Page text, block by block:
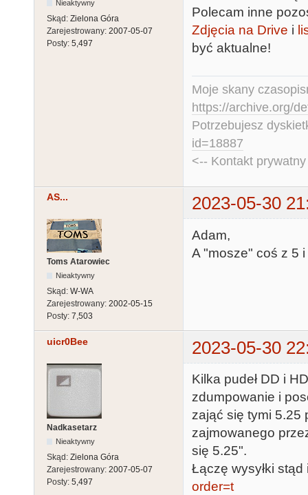
Nieaktywny
Skąd: Zielona Góra
Zarejestrowany: 2007-05-07
Posty: 5,497
Polecam inne
Zdjęcia na Drive i
być aktualne!
Moje skany
https://archive.org/
Potrzebujesz
id=18887
<-- Kontakt
AS... 2023-05-30
Toms Atarowiec
Nieaktywny
Skąd: W-WA
Zarejestrowany: 2002-05-15
Posty: 7,503
Adam,
A "mosze" coś z 5
uicr0Bee 2023-05-30
Nadkasetarz
Nieaktywny
Skąd: Zielona Góra
Zarejestrowany: 2007-05-07
Posty: 5,497
Kilka pudeł DD i
zdumpowanie i
zająć się tymi 5.25
zajmowanego
się 5.25".
Łączę wysyłki
order=t